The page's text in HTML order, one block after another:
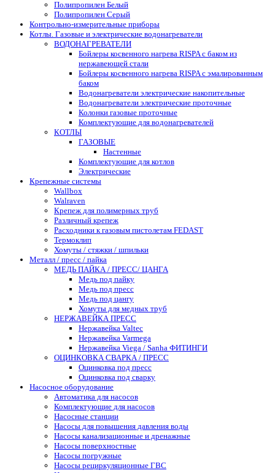
Полипропилен Белый
Полипропилен Серый
Контрольно-измерительные приборы
Котлы. Газовые и электрические водонагреватели
ВОДОНАГРЕВАТЕЛИ
Бойлеры косвенного нагрева RISPA с баком из
нержавеющей стали
Бойлеры косвенного нагрева RISPA с эмалированным
баком
Водонагреватели электрические накопительные
Водонагреватели электрические проточные
Колонки газовые проточные
Комплектующие для водонагревателей
КОТЛЫ
ГАЗОВЫЕ
Настенные
Комплектующие для котлов
Электрические
Крепежные системы
Wallbox
Walraven
Крепеж для полимерных труб
Различный крепеж
Расходники к газовым пистолетам FEDAST
Термоклип
Хомуты / стяжки / шпильки
Металл / пресс / пайка
МЕДЬ ПАЙКА / ПРЕСС/ ЦАНГА
Медь под пайку
Медь под пресс
Медь под цангу
Хомуты для медных труб
НЕРЖАВЕЙКА ПРЕСС
Нержавейка Valtec
Нержавейка Varmega
Нержавейка Viega / Sanha ФИТИНГИ
ОЦИНКОВКА СВАРКА / ПРЕСС
Оцинковка под пресс
Оцинковка под сварку
Насосное оборудование
Автоматика для насосов
Комплектующие для насосов
Насосные станции
Насосы для повышения давления воды
Насосы канализационные и дренажные
Насосы поверхностные
Насосы погружные
Насосы рециркуляционные ГВС